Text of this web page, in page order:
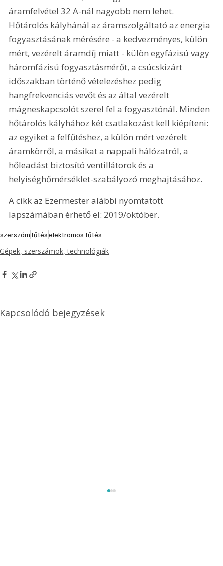
áramfelvétel 32 A-nál nagyobb nem lehet.
Hőtárolós kályhánál az áramszolgáltató az energia
fogyasztásának mérésére - a kedvezményes, külön
mért, vezérelt áramdíj miatt - külön egyfázisú vagy
háromfázisú fogyasztásmérőt, a csúcskizárt
időszakban történő vételezéshez pedig
hangfrekvenciás vevőt és az által vezérelt
mágneskapcsolót szerel fel a fogyasztónál. Minden
hőtárolós kályhához két csatlakozást kell kiépíteni:
az egyiket a felfűtéshez, a külön mért vezérelt
áramkörről, a másikat a nappali hálózatról, a
hőleadást biztosító ventillátorok és a
helyiséghőmérséklet-szabályozó meghajtásához.
A cikk az Ezermester alábbi nyomtatott
lapszámában érhető el: 2019/október.
szerszámfűtéselektromos fűtés
Gépek, szerszámok, technológiák
Kapcsolódó bejegyzések